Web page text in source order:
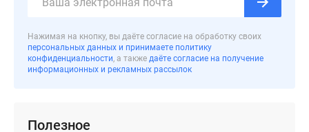
премиум-
Новостройки
бизнес-
класса
ипотека
Нажимая на кнопку, вы даёте согласие на обработку своих
персональных данных и принимаете политику
конфиденциальности, а также даёте согласие на получение
информационных и рекламных рассылок
Полезное